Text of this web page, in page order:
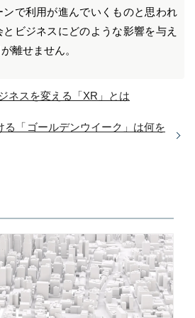
で利用が進んでいくものと思われ
ビジネスにどのような影響を与え
離せません。
ネスを変える「XR」とは
る「ゴールデンウイーク」は何を